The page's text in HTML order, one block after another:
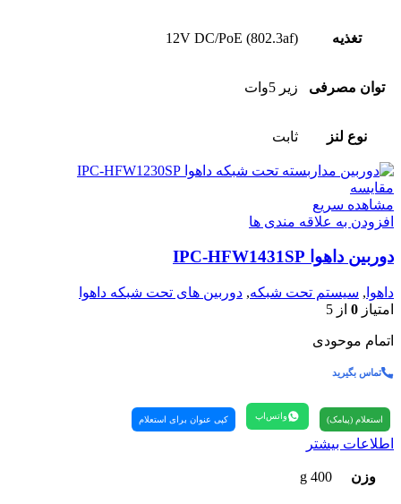
تغذیه 12V DC/PoE (802.3af)
توان مصرفی زیر 5وات
نوع لنز ثابت
مقایسه
مشاهده سریع
افزودن به علاقه مندی ها
دوربین داهوا IPC-HFW1431SP
داهوا , سیستم تحت شبکه, دوربین های تحت شبکه داهوا
امتیاز 0 از 5
اتمام موحودی
تماس بگیرید
استعلام (پیامک) واتس‌اپ کپی عنوان برای استعلام
اطلاعات بیشتر
وزن 400 g